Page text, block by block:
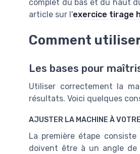
complet du bas et du haut
article sur l'exercice tirage
Comment
Les bases pour
Utiliser correctement la
résultats. Voici quelques
AJUSTER LA MACHINE À
La première étape
doivent être à un angle de